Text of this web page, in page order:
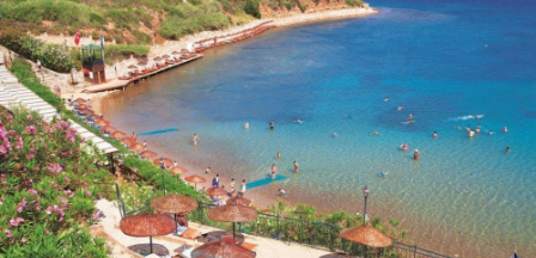
Pramoginiai renginiai
Už papildomą mokestį:
Pirtis
Masažas
Biliardas
Vandens sporto priemonės
Burlenčių sportas
Boulingas
Nardymo pamokos